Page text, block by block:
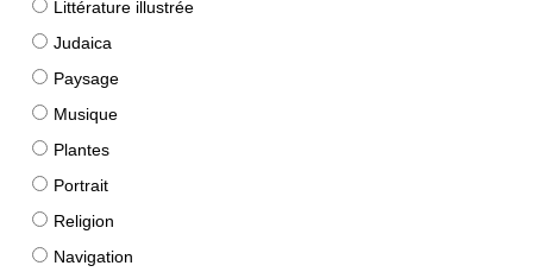
Littérature illustrée
Judaica
Paysage
Musique
Plantes
Portrait
Religion
Navigation